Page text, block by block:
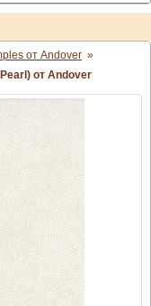
от Andover »
от Andover